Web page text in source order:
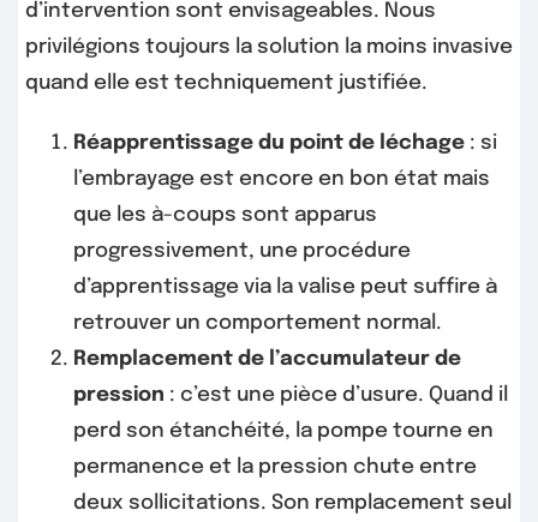
d’intervention sont envisageables. Nous
privilégions toujours la solution la moins invasive
quand elle est techniquement justifiée.
Réapprentissage du point de léchage : si
l’embrayage est encore en bon état mais
que les à-coups sont apparus
progressivement, une procédure
d’apprentissage via la valise peut suffire à
retrouver un comportement normal.
Remplacement de l’accumulateur de
pression : c’est une pièce d’usure. Quand il
perd son étanchéité, la pompe tourne en
permanence et la pression chute entre
deux sollicitations. Son remplacement seul